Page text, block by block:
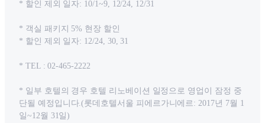
* 할인 제외 일자: 10/1~9, 12/24, 12/31
* 객실 패키지 5% 현장 할인
* 할인 제외 일자: 12/24, 30, 31
* TEL : 02-465-2222
* 일부 호텔의 경우 호텔 리노베이션 일정으로 영업이 잠정 중
단될 예정입니다.(롯데호텔서울 피에르가니에르: 2017년 7월 1
일~12월 31일)